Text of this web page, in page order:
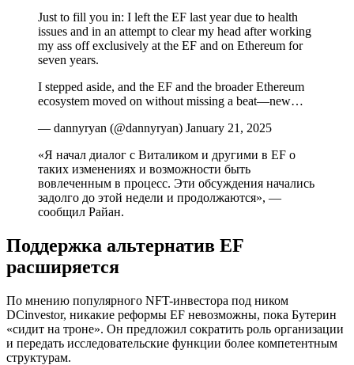
Just to fill you in: I left the EF last year due to health
issues and in an attempt to clear my head after working
my ass off exclusively at the EF and on Ethereum for
seven years.
I stepped aside, and the EF and the broader Ethereum
ecosystem moved on without missing a beat—new…
— dannyryan (@dannyryan) January 21, 2025
«Я начал диалог с Виталиком и другими в EF о
таких изменениях и возможности быть
вовлеченным в процесс. Эти обсуждения начались
задолго до этой недели и продолжаются», —
сообщил Райан.
Поддержка альтернатив EF
расширяется
По мнению популярного NFT-инвестора под ником
DCinvestor, никакие реформы EF невозможны, пока Бутерин
«сидит на троне». Он предложил сократить роль организации
и передать исследовательские функции более компетентным
структурам.